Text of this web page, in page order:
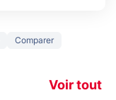
Comparer
Voir tout
Ce que vous
navigation